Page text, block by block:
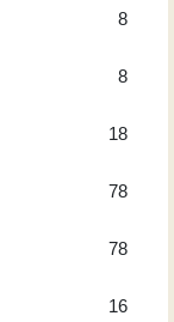
8
8
18
78
78
16